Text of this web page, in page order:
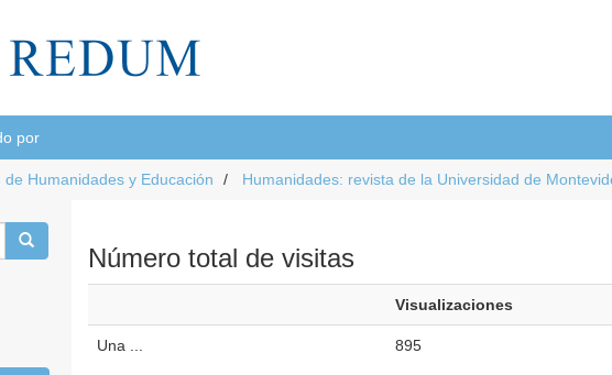
por
de Humanidades y Educación Humanidades: revista de la Universidad de
Número total de visitas
Visualizaciones
Una ... 895